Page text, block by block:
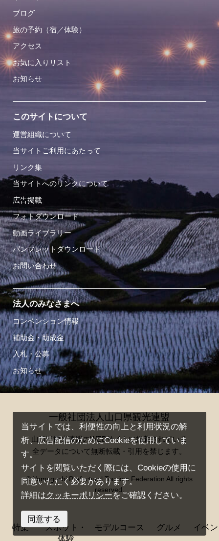
ブログ
旅の予約（宿／体験）
アクセス
お気に入りリスト
お知らせ
このサイトについて
運営組織について
当サイトご利用にあたって
リンク集
当サイトへのリンクについて
広告掲載
フォトダウンロード
動画ライブラリー
パンフレットダウンロード
お問い合わせ
法人のみなさまへ
コンベンション情報
補助金・助成金
入札・公募
お知らせ
一般社団法人山口県観光連盟
山口県観光連盟のWEBサイトに掲載されている
全データについて無断転載・引用を禁じます。
© Yamaguchi Prefectural Tourism Federation All rights
reserved.
特集
スポット・
体験
モデルコース グルメ イベ
当サイトでは、利便性の向上と利用状況の解
析、広告配信のためにCookieを使用していま
す。
サイトを閲覧いただく際には、Cookieの使用に
同意いただく必要があります。
詳細はクッキーポリシーをご確認ください。
同意する